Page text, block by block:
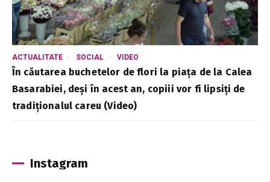
ACTUALITATE SOCIAL VIDEO
În căutarea buchetelor de flori la piața de la Calea
Basarabiei, deși în acest an, copiii vor fi lipsiți de
tradiționalul careu (Video)
Instagram